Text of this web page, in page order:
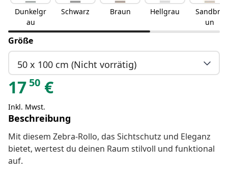
Dunkelgr
au
Schwarz Braun Hellgrau
Sandbra
un
Größe
50 x 100 cm (Nicht vorrätig)
17 50 €
Inkl. Mwst.
Beschreibung
Mit diesem Zebra-Rollo, das Sichtschutz und Eleganz
bietet, wertest du deinen Raum stilvoll und funktional
auf.